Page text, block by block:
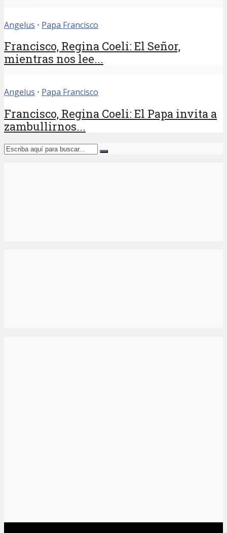
Angelus • Papa Francisco
Francisco, Regina Coeli: El Señor,
mientras nos lee...
Angelus • Papa Francisco
Francisco, Regina Coeli: El Papa invita a
zambullirnos...